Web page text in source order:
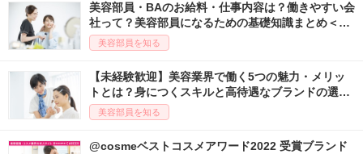
美容部員・BAのお給料・仕事内容は？働きやすい会
社って？美容部員になるための基礎知識まとめ＜最
新版＞
美容部員を知る
【未経験歓迎】美容業界で働く5つの魅力・メリッ
トとは？身につくスキルと高待遇なブランドの選び
方美容部員を知る
@cosmeベストコスメアワード2022 受賞ブランド